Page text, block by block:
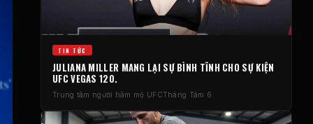
TIN TỨC
JULIANA MILLER MANG LẠI SỰ BÌNH TĨNH CHO SỰ KIỆN
UFC VEGAS 120.
Trung tâm người hâm mộ UFCTháng Tám 6